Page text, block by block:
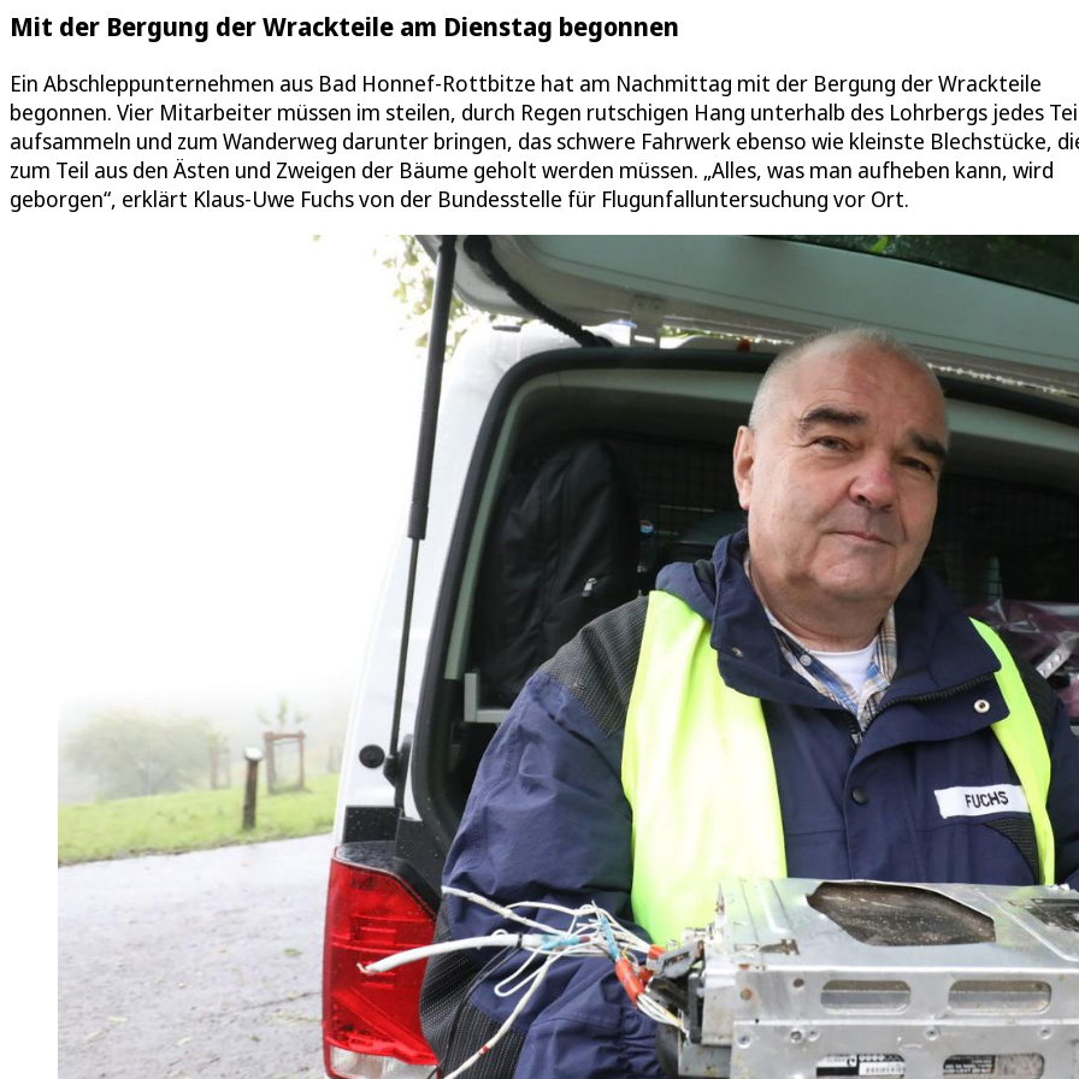
Mit der Bergung der Wrackteile am Dienstag begonnen
Ein Abschleppunternehmen aus Bad Honnef-Rottbitze hat am Nachmittag mit der Bergung der Wrackteile
begonnen. Vier Mitarbeiter müssen im steilen, durch Regen rutschigen Hang unterhalb des Lohrbergs jedes
aufsammeln und zum Wanderweg darunter bringen, das schwere Fahrwerk ebenso wie kleinste Blechstücke,
zum Teil aus den Ästen und Zweigen der Bäume geholt werden müssen. „Alles, was man aufheben kann, wird
geborgen“, erklärt Klaus-Uwe Fuchs von der Bundesstelle für Flugunfalluntersuchung vor Ort.